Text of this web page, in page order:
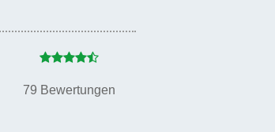
79 Bewertungen